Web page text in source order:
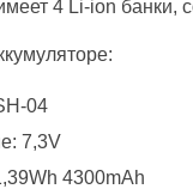
4 Li-ion банки,
04
7,3V
4300mAh